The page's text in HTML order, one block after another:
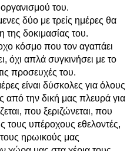
του.
δύο με τρείς ημέρες θα
της δοκιμασίας του.
κόσμο που τον αγαπάει
όχι απλά συγκινήσει με το
προσευχές του.
είναι δύσκολες για όλους
από την δική μας πλευρά για
που ξεριζώνεται, που
τους υπέροχους εθελοντές,
ηρωικούς μας